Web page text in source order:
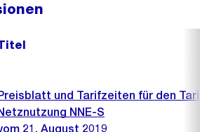
und Tarifzeiten für den Tarif
NNE-S
21. August 2019